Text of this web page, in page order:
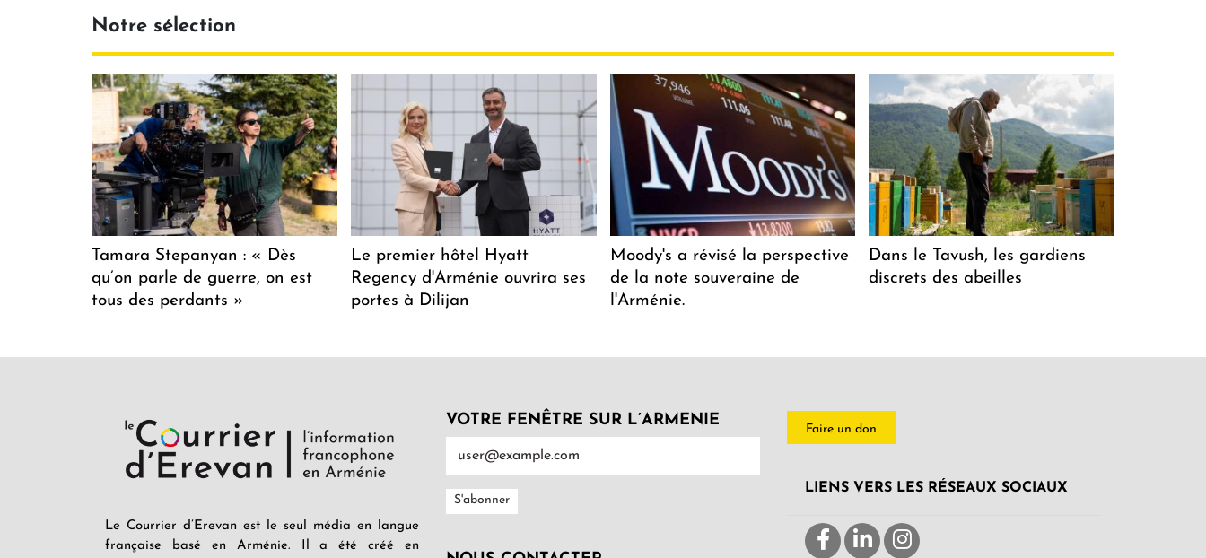
Notre sélection
Tamara Stepanyan : « Dès
qu’on parle de guerre, on est
tous des perdants »
Le premier hôtel Hyatt
Regency d'Arménie ouvrira ses
portes à Dilijan
Moody's a révisé la perspective
de la note souveraine de
l'Arménie.
Dans le Tavush, les gardiens
discrets des abeilles
Le Courrier d’Erevan est le seul média en langue
française basé en Arménie. Il a été créé en
VOTRE FENÊTRE SUR L’ARMENIE
Faire un don
LIENS VERS LES RÉSEAUX SOCIAUX